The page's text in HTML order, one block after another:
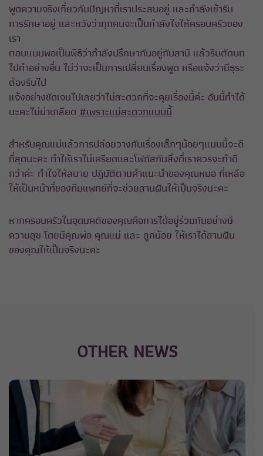
พูดความจริงเกี่ยวกับปัญหาที่เราประสบอยู่ และกำลังเข้ารับ
การรักษาอยู่ และหวังว่าทุกคนจะเป็นกำลังใจให้ครอบครัวของ
เรา
ตอบแบบพอเป็นพิธีว่ากำลังปรึกษากันอยู่กับสามี แล้วรีบตัดบท
ไปทำอย่างอื่น ไม่ว่าจะเป็นการเปลี่ยนเรื่องพูด หรือแจ้งว่ามีธุระ
ต้องรีบไป
แจ้งอย่างชัดเจนไปเลยว่าไม่สะดวกที่จะคุยเรื่องนี้ค่ะ อันนี้ทำได้
นะคะไม่น่าเกลียด #เพราะแม่สะดวกแบบนี้
สำหรับคุณแม่แล้วการปล่อยวางกับเรื่องเล็กๆน้อยๆแบบนี้จะดี
ที่สุดนะคะ ทำให้เราไม่เครียดและโฟกัสกับสิ่งที่เราควรจะทำดี
กว่าค่ะ ทำใจให้สบาย ปฏิบัติตามคำแนะนำของคุณหมอ ที่เหลือ
ให้เป็นหน้าที่ของทีมแพทย์ที่จะช่วยสานฝันให้เป็นจริงนะคะ
หากครอบครัวในอุดมคติของคุณคือการได้อยู่ร่วมกันอย่างมี
ความสุข โดยมีคุณพ่อ คุณแม่ และ ลูกน้อย ให้เราได้สานฝัน
ของคุณให้เป็นจริงนะคะ
OTHER NEWS